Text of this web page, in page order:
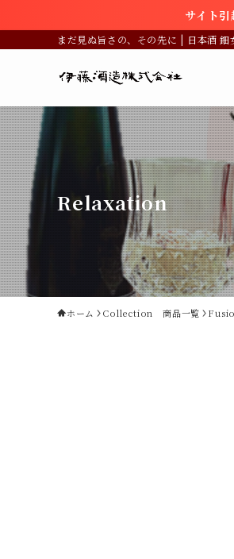
サイト
まだ見ぬ旨さの、その先に | 日本酒 鈿
Relaxation
ホーム Collection 商品一覧